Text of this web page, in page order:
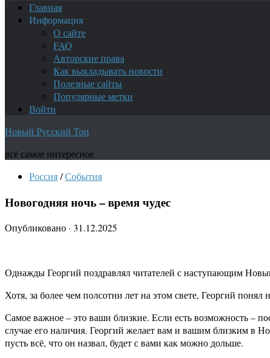
Главная
Информация
О сайте
FAQ
Авторские права
Как выкладывать новости
Полезные сайты
Популярные метки
Войти
Новый Русский Топ
всё самое интересное
Россия/События
Новогодняя ночь – время чудес
Опубликовано · 31.12.2025
Однажды Георгий поздравлял читателей с наступающим
Хотя, за более чем полсотни лет на этом свете, Георгий понял
Самое важное – это ваши близкие. Если есть возможность –
случае его наличия. Георгий желает вам и вашим близким в
пусть всё, что он назвал, будет с вами как можно дольше.